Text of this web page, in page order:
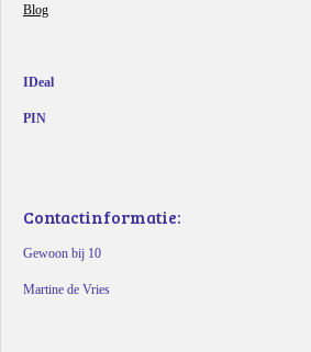
Blog
IDeal
PIN
Contactinformatie:
Gewoon bij 10
Martine de Vries